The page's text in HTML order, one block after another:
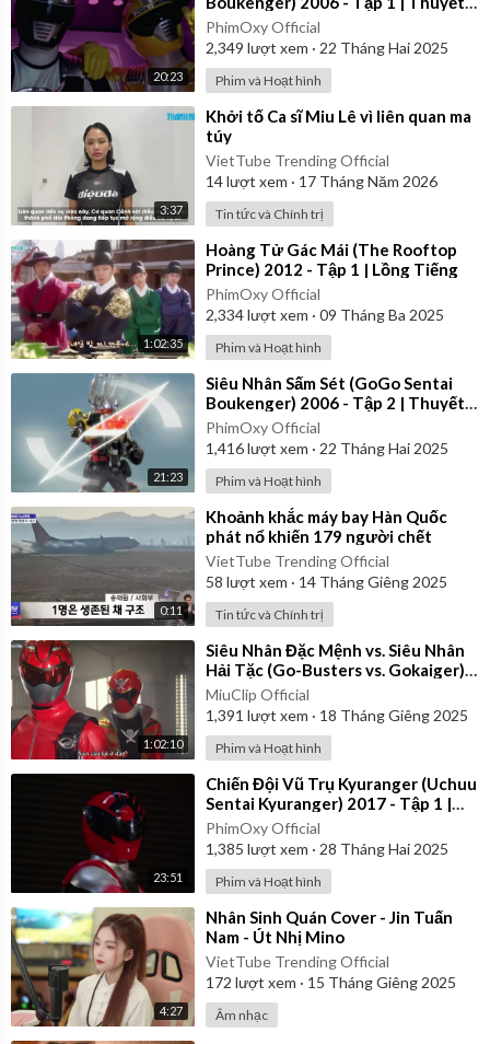
20:23
Minh
PhimOxy Official
2,349 lượt xem · 22 Tháng Hai 2025
Phim và Hoạt hình
3:37
⁣Khởi tố Ca sĩ Miu Lê vì liên quan ma
túy
VietTube Trending Official
14lượt xem · 17 Tháng Năm 2026
Tin tức và Chính trị
1:02:35
⁣Hoàng Tử Gác Mái (The Rooftop
Prince) 2012 - Tập 1 | Lồng Tiếng
PhimOxy Official
2,334lượt xem · 09 Tháng Ba 2025
Phim và Hoạt hình
21:23
⁣Siêu Nhân Sấm Sét (GoGo Sentai
Boukenger) 2006 - Tập 2 | Thuyết
Minh
PhimOxy Official
1,416lượt xem · 22 Tháng Hai 2025
Phim và Hoạt hình
0:11
⁣Khoảnh khắc máy bay Hàn Quốc
phát nổ khiến 179 người chết
VietTube Trending Official
58 lượt xem · 14 Tháng Giêng 2025
Tin tức và Chính trị
1:02:10
⁣Siêu Nhân Đặc Mệnh vs. Siêu Nhân
Hải Tặc (Go-Busters vs. Gokaiger) |
Vietsub
MiuClip Official
1,391 lượt xem · 18 Tháng Giêng 2025
Phim và Hoạt hình
23:51
⁣Chiến Đội Vũ Trụ Kyuranger (Uchuu
Sentai Kyuranger) 2017 - Tập 1 |
Thuyết Minh
PhimOxy Official
1,385 lượt xem · 28 Tháng Hai 2025
Phim và Hoạt hình
4:27
⁣Nhân Sinh Quán Cover - Jin Tuấn
Nam - Út Nhị Mino
VietTube Trending Official
172 lượt xem · 15 Tháng Giêng 2025
Âm nhạc